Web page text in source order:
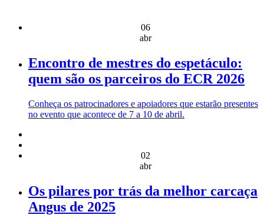
06
abr
Encontro de mestres do espetáculo:
quem são os parceiros do ECR 2026
Conheça os patrocinadores e apoiadores que estarão presentes
no evento que acontece de 7 a 10 de abril.
02
abr
Os pilares por trás da melhor carcaça
Angus de 2025